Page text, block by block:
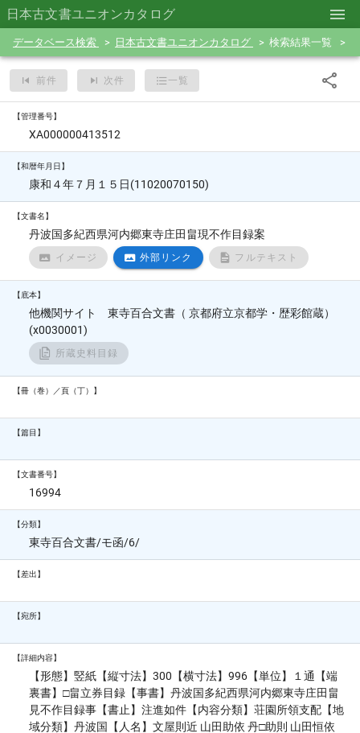
日本古文書ユニオンカタログ
データベース検索 日本古文書ユニオンカタログ 検索結果一覧
前件 次件 一覧
【管理番号】
XA000000413512
【和暦年月日】
康和４年７月１５日(11020070150)
【文書名】
丹波国多紀西県河内郷東寺庄田畠現不作目録案
イメージ 外部リンク フルテキスト
【底本】
他機関サイト 東寺百合文書（ 京都府立京都学・歴彩館蔵）
(x0030001)
所蔵史料目録
【冊（巻）／頁（丁）】
【篇目】
【文書番号】
16994
【分類】
東寺百合文書/モ函/6/
【差出】
【宛所】
【詳細内容】
【形態】竪紙【縦寸法】300【横寸法】996【単位】１通【端
裏書】□畠立券目録【事書】丹波国多紀西県河内郷東寺庄田畠
見不作目録事【書止】注進如件【内容分類】荘園所領支配【地
域分類】丹波国【人名】文屋則近 山田助依 丹□助則 山田恒依